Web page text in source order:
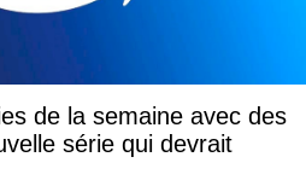
de la semaine avec des
série qui devrait